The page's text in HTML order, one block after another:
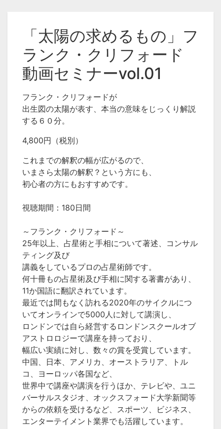
タグ
出生図の太陽 サイン
フランククリフォード
ホロスコープ
「太陽の求めるもの」フ
ランク・クリフォード
動画セミナーvol.01
フランク・クリフォードが
出生図の太陽が表す、本当の意味をじっくり解説
する６０分。
4,800円（税別）
これまでの解釈の幅が広がるので、
いまさら太陽の解釈？という方にも、
初心者の方にもおすすめです。
視聴期間：180日間
～フランク・クリフォード～
25年以上、占星術と手相について著述、コンサル
ティング及び
講義をしているプロの占星術師です。
何十冊もの占星術及び手相に関する著書があり、
11か国語に翻訳されています。
最近では間もなく訪れる2020年のサイクルにつ
いてオンラインで5000人に対して講演し、
ロンドンでは自ら経営するロンドンスクールオブ
アストロロジーで講座を持っており、
幅広い実績に対し、数々の賞を受賞しています。
中国、日本、アメリカ、オーストラリア、トル
コ、ヨーロッパ各国など、
世界中で講座や講演を行うほか、テレビや、ユニ
バーサルスタジオ、オックスフォード大学新聞等
からの依頼を受けるなど、スポーツ、ビジネス、
エンターテイメント業界でも活躍しています。